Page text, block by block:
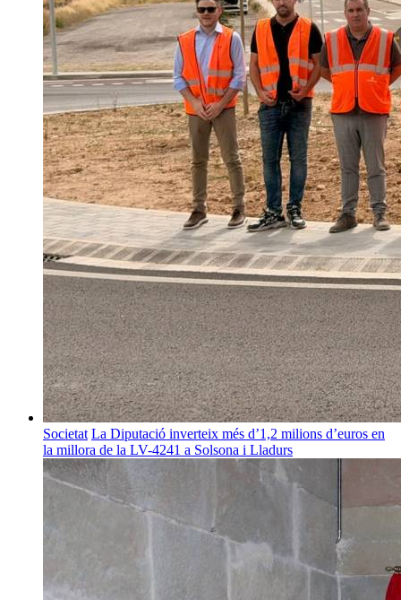
Societat La Diputació inverteix més d’1,2 milions d’euros en
la millora de la LV-4241 a Solsona i Lladurs